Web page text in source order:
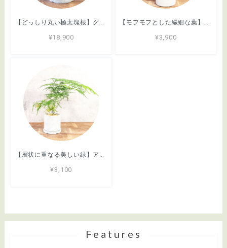
【どっしり丸い極太塊根】グラキリス。胴回り40cmの圧倒的ボリューム。無骨な「手づくりモルタル鉢」とセットで。｜虫発生抑制（全国一律送料850円）
¥18,900
【モフモフとした繊細な葉】ヒムロスギ。やわらかな質感、ふんわり広がる美しい緑。通気性抜群の手づくりモルタル鉢に植え込んでお届け／育て方がわかるシートあり／全国一律送料850円
¥3,900
¥3,100
Features